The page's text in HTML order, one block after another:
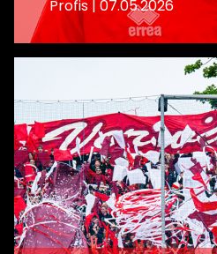
A
Profis 07.05.2026